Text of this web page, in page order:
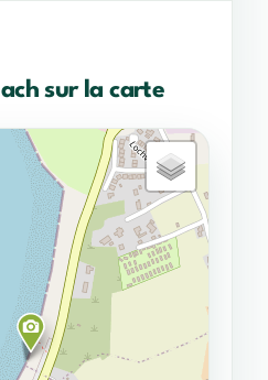
sur la carte